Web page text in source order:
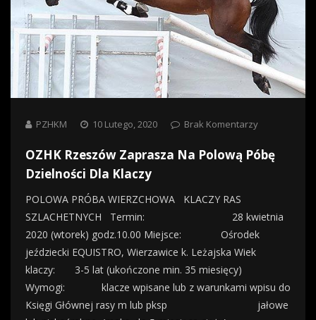
PZHKM 10 Lutego, 2020 Brak Komentarzy
OZHK Rzeszów Zaprasza Na Polową Póbę
Dzielności Dla Klaczy
POLOWA PRÓBA WIERZCHOWA KLACZY RAS
SZLACHETNYCH Termin: 28 kwietnia
2020 (wtorek) godz.10.00 Miejsce: Ośrodek
jeździecki EQUISTRO, Wierzawice k. Leżajska Wiek
klaczy: 3-5 lat (ukończone min. 35 miesięcy)
Wymogi: klacze wpisane lub z warunkami wpisu do
Księgi Głównej rasy m lub pksp jałowe